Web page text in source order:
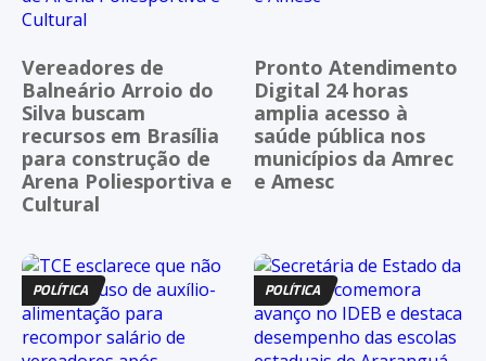
Vereadores de
Balneário Arroio do
Silva buscam
recursos em Brasília
para construção de
Arena Poliesportiva e
Cultural
Pronto Atendimento
Digital 24 horas
amplia acesso à
saúde pública nos
municípios da Amrec
e Amesc
POLÍTICA POLÍTICA